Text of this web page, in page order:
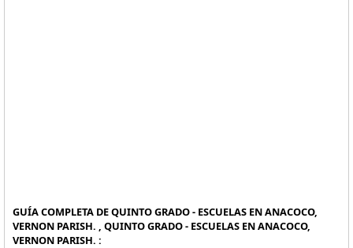
GUÍA COMPLETA DE QUINTO GRADO - ESCUELAS EN ANACOCO,
VERNON PARISH. , QUINTO GRADO - ESCUELAS EN ANACOCO,
VERNON PARISH. :